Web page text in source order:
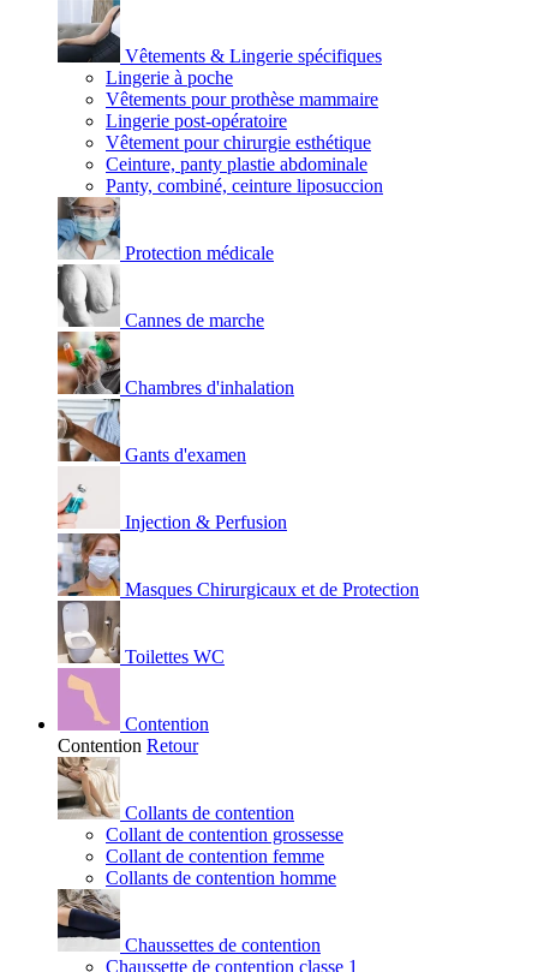
Vêtements & Lingerie spécifiques
Lingerie à poche
Vêtements pour prothèse mammaire
Lingerie post-opératoire
Vêtement pour chirurgie esthétique
Ceinture, panty plastie abdominale
Panty, combiné, ceinture liposuccion
Protection médicale
Cannes de marche
Chambres d'inhalation
Gants d'examen
Injection & Perfusion
Masques Chirurgicaux et de Protection
Toilettes WC
Contention
Contention Retour
Collants de contention
Collant de contention grossesse
Collant de contention femme
Collants de contention homme
Chaussettes de contention
Chaussette de contention classe 1